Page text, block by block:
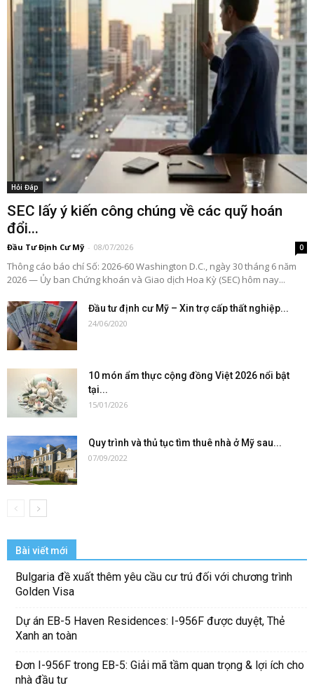
Hỏi Đáp
SEC lấy ý kiến công chúng về các quỹ hoán
đổi...
Đầu Tư Định Cư Mỹ - 08/07/2026 0
Thông cáo báo chí Số: 2026-60 Washington D.C., ngày 30 tháng 6 năm
2026 — Ủy ban Chứng khoán và Giao dịch Hoa Kỳ (SEC) hôm nay...
Đầu tư định cư Mỹ – Xin trợ cấp thất nghiệp...
24/06/2020
10 món ẩm thực cộng đồng Việt 2026 nổi bật
tại...
15/01/2026
Quy trình và thủ tục tìm thuê nhà ở Mỹ sau...
07/09/2022
Bài viết mới
Bulgaria đề xuất thêm yêu cầu cư trú đối với chương trình
Golden Visa
Dự án EB-5 Haven Residences: I-956F được duyệt, Thẻ
Xanh an toàn
Đơn I-956F trong EB-5: Giải mã tầm quan trọng & lợi ích cho
nhà đầu tư